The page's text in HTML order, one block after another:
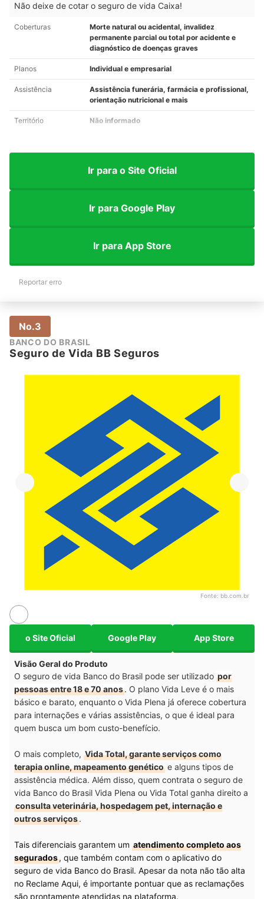
Não deixe de cotar o seguro de vida Caixa!
Coberturas
Morte natural ou acidental, invalidez
permanente parcial ou total por acidente e
diagnóstico de doenças graves
Planos Individual e empresarial
Assistência
Assistência funerária, farmácia e profissional,
orientação nutricional e mais
Território Não informado
Ir para o Site Oficial
Ir para Google Play
Ir para App Store
Reportar erro
No.3
BANCO DO BRASIL
Seguro de Vida BB Seguros
Fonte: bb.com.br
o Site Oficial Google Play App Store
Visão Geral do Produto
O seguro de vida Banco do Brasil pode ser utilizado por
pessoas entre 18 e 70 anos. O plano Vida Leve é o mais
básico e barato, enquanto o Vida Plena já oferece cobertura
para internações e várias assistências, o que é ideal para
quem busca um bom custo-benefício.
O mais completo, Vida Total, garante serviços como
terapia online, mapeamento genético e alguns tipos de
assistência médica. Além disso, quem contrata o seguro de
vida Banco do Brasil Vida Plena ou Vida Total ganha direito a
consulta veterinária, hospedagem pet, internação e
outros serviços.
Tais diferenciais garantem um atendimento completo aos
segurados, que também contam com o aplicativo do
seguro de vida Banco do Brasil. Apesar da nota não tão alta
no Reclame Aqui, é importante pontuar que as reclamações
são prontamente atendidas na plataforma.